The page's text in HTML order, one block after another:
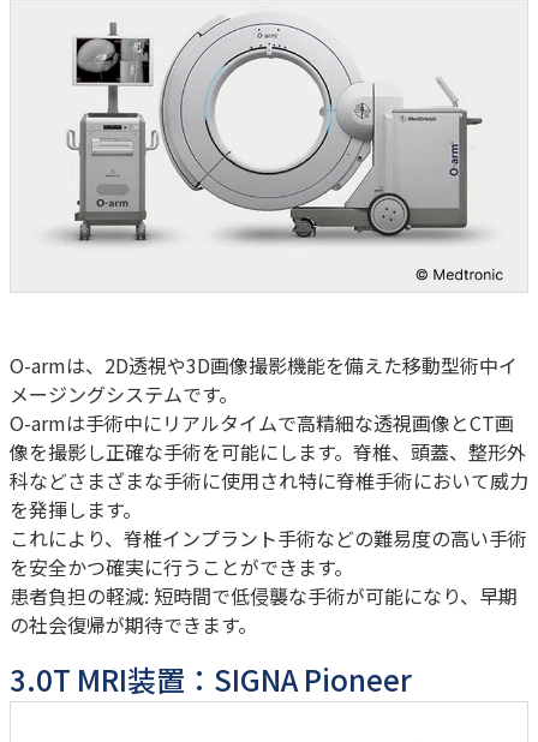
045-581-6791/080-7583-8774
FAX：045-581-9019
O-armは、2D透視や3D画像撮影機能を備えた移動型術中イ
メージングシステムです。
O-armは手術中にリアルタイムで高精細な透視画像とCT画
像を撮影し正確な手術を可能にします。脊椎、頭蓋、整形外
科などさまざまな手術に使用され特に脊椎手術において威力
を発揮します。
これにより、脊椎インプラント手術などの難易度の高い手術
を安全かつ確実に行うことができます。
患者負担の軽減: 短時間で低侵襲な手術が可能になり、早期
の社会復帰が期待できます。
3.0T MRI装置：SIGNA Pioneer